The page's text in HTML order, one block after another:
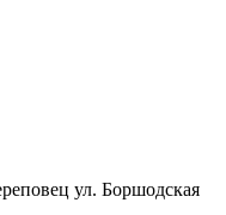
ул. Боршодская